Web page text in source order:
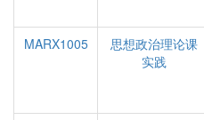
MARX1005
思想政治理论课
实践